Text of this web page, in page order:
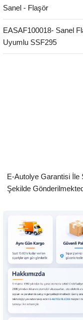
Sanel - Flaşör
EASAF100018- Sanel
Uyumlu SSF295
E-Autolye Garantisi İle
Şekilde